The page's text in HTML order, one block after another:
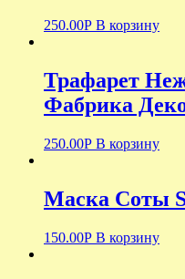
250.00Р В корзину
Трафарет
Фабрика
250.00Р В корзину
Маска Соты
150.00Р В корзину